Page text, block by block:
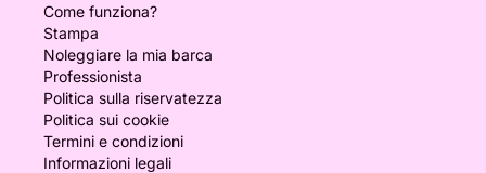
Come funziona?
Stampa
Noleggiare la mia barca
Professionista
Politica sulla riservatezza
Politica sui cookie
Termini e condizioni
Informazioni legali